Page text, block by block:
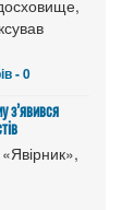
- 0
з’явився